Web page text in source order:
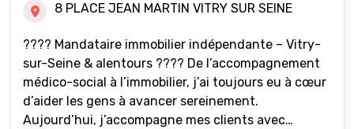
8 PLACE JEAN MARTIN VITRY SUR SEINE
???? Mandataire immobilier indépendante – Vitry-
sur-Seine & alentours ???? De l’accompagnement
médico-social à l’immobilier, j’ai toujours eu à cœur
d’aider les gens à avancer sereinement.
Aujourd’hui, j’accompagne mes clients avec